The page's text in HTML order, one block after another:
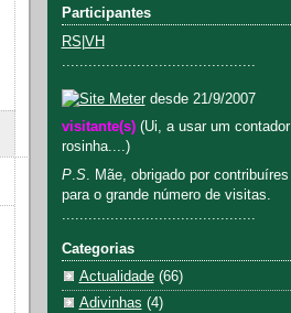
Participantes
RS VH
............................................
desde 21/9/2007
visitante(s) (Ui, a usar um contador
rosinha....)
P. S. Mãe, obrigado por contribuíres
para o grande número de visitas.
Categorias
Actualidade (66)
Adivinhas (4)